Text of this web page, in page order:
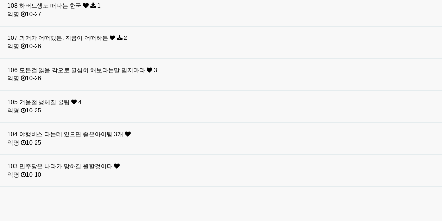
108 하버드생도 떠나는 한국
1
익명
10-27
107 과거가 어떠했든. 지금이 어떠하든
2
익명
10-26
106 모든걸 잃을 각오로 열심히 해보라는말 믿지마라
3
익명
10-26
105 겨울철 냉체질 꿀팁
4
익명
10-25
104 야행버스 타는데 있으면 좋은아이템 3개
익명
10-25
103 민주당은 나라가 망하길 원할것이다
익명
10-10